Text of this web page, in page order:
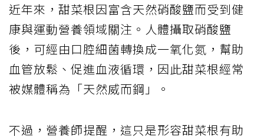
近年來，甜菜根因富含天然硝酸鹽而受到健
康與運動營養領域關注。人體攝取硝酸鹽
後，可經由口腔細菌轉換成一氧化氮，幫助
血管放鬆、促進血液循環，因此甜菜根經常
被媒體稱為「天然威而鋼」。
不過，營養師提醒，這只是形容甜菜根有助